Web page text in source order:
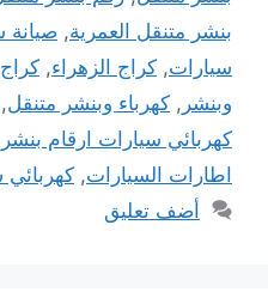
بنشر متنقل العمرية, صيانة
سيارات, كراج الزهراء,
وبنشر , كهرباء وبنشر متنقل,
كهربائي سيارات ارقام
اطارات السيارات, كهربائي
أضف تعليق